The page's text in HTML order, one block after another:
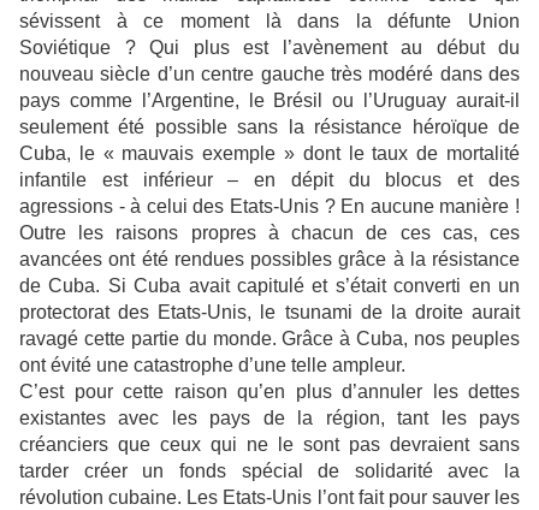
sévissent à ce moment là dans la défunte Union
Soviétique ? Qui plus est l’avènement au début du
nouveau siècle d’un centre gauche très modéré dans des
pays comme l’Argentine, le Brésil ou l’Uruguay aurait-il
seulement été possible sans la résistance héroïque de
Cuba, le « mauvais exemple » dont le taux de mortalité
infantile est inférieur – en dépit du blocus et des
agressions - à celui des Etats-Unis ? En aucune manière !
Outre les raisons propres à chacun de ces cas, ces
avancées ont été rendues possibles grâce à la résistance
de Cuba. Si Cuba avait capitulé et s’était converti en un
protectorat des Etats-Unis, le tsunami de la droite aurait
ravagé cette partie du monde. Grâce à Cuba, nos peuples
ont évité une catastrophe d’une telle ampleur.
C’est pour cette raison qu’en plus d’annuler les dettes
existantes avec les pays de la région, tant les pays
créanciers que ceux qui ne le sont pas devraient sans
tarder créer un fonds spécial de solidarité avec la
révolution cubaine. Les Etats-Unis l’ont fait pour sauver les